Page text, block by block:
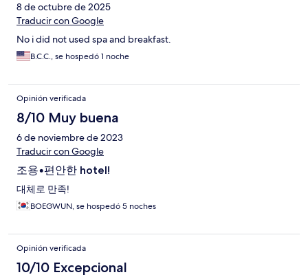
8 de octubre de 2025
Traducir con Google
No i did not used spa and breakfast.
B.C.C., se hospedó 1 noche
Opinión verificada
8/10 Muy buena
6 de noviembre de 2023
Traducir con Google
조용•편안한 hotel!
대체로 만족!
BOEGWUN, se hospedó 5 noches
Opinión verificada
10/10 Excepcional